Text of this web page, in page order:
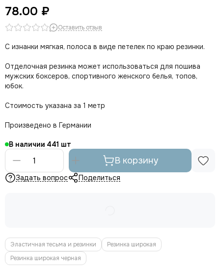
78.00 ₽
Оставить отзыв
С изнанки мягкая, полоса в виде петелек по краю резинки.
Отделочная резинка может использоваться для пошива
мужских боксеров, спортивного женского белья, топов,
юбок.
Стоимость указана за 1 метр
Произведено в Германии
В наличии 441
В корзину
Задать вопрос Поделиться
Эластичная тесьма и резинки
Резинка широкая
Резинка широкая черная